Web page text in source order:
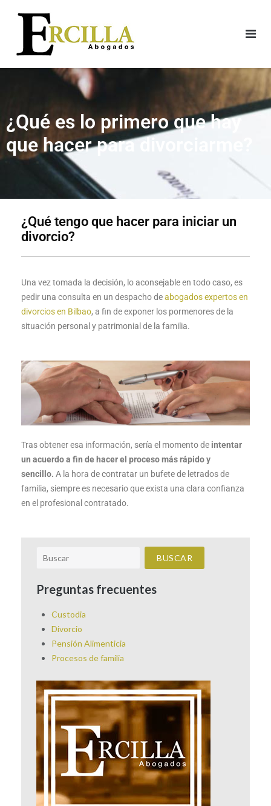
¿Qué es lo primero que hay
que hacer para divorciarme?​
¿Qué tengo que hacer para iniciar un
divorcio?
Una vez tomada la decisión, lo aconsejable en todo caso, es
pedir una consulta en un despacho deabogados expertos en
divorcios en Bilbao, a fin de exponer los pormenores de la
situación personal y patrimonial de la familia.
Tras obtener esa información, sería el momento de intentar
un acuerdo a fin de hacer el proceso más rápido y
sencillo. A la hora de contratar un bufete de letrados de
familia, siempre es necesario que exista una clara confianza
en el profesional contratado.
Preguntas frecuentes
Custodia
Divorcio
Pensión Alimenticia
Procesos de familia